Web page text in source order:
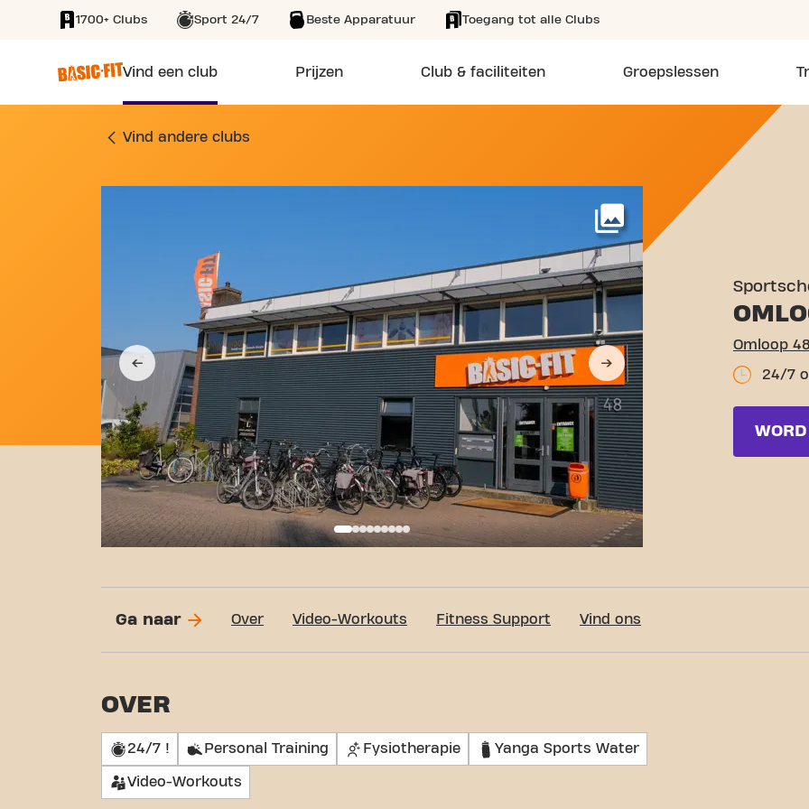
SKIP TO MAIN CONTENT
1700+ Clubs Sport 24/7 Beste Apparatuur Toegang tot alle Clubs
Vind een club Prijzen Club & faciliteiten Groepslessen
SPORTSCHOOL OMLOOP 48 DRACHTEN
Vind andere clubs
Omloop
24/7
Ga naar Over Video-Workouts Fitness Support Vind ons
OVER
24/7 ! Personal Training Fysiotherapie Yanga Sports Water
Video-Workouts